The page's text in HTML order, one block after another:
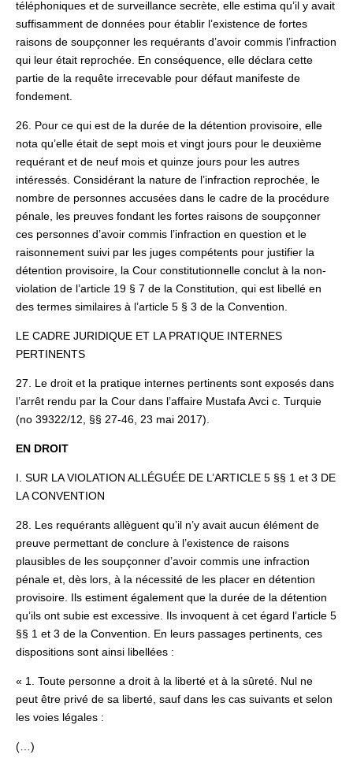
téléphoniques et de surveillance secrète, elle estima qu’il y avait
suffisamment de données pour établir l’existence de fortes
raisons de soupçonner les requérants d’avoir commis l’infraction
qui leur était reprochée. En conséquence, elle déclara cette
partie de la requête irrecevable pour défaut manifeste de
fondement.
26. Pour ce qui est de la durée de la détention provisoire, elle
nota qu’elle était de sept mois et vingt jours pour le deuxième
requérant et de neuf mois et quinze jours pour les autres
intéressés. Considérant la nature de l’infraction reprochée, le
nombre de personnes accusées dans le cadre de la procédure
pénale, les preuves fondant les fortes raisons de soupçonner
ces personnes d’avoir commis l’infraction en question et le
raisonnement suivi par les juges compétents pour justifier la
détention provisoire, la Cour constitutionnelle conclut à la non-
violation de l’article 19 § 7 de la Constitution, qui est libellé en
des termes similaires à l’article 5 § 3 de la Convention.
LE CADRE JURIDIQUE ET LA PRATIQUE INTERNES
PERTINENTS
27. Le droit et la pratique internes pertinents sont exposés dans
l’arrêt rendu par la Cour dans l’affaire Mustafa Avci c. Turquie
(no 39322/12, §§ 27-46, 23 mai 2017).
EN DROIT
I. SUR LA VIOLATION ALLÉGUÉE DE L’ARTICLE 5 §§ 1 et 3 DE
LA CONVENTION
28. Les requérants allèguent qu’il n’y avait aucun élément de
preuve permettant de conclure à l’existence de raisons
plausibles de les soupçonner d’avoir commis une infraction
pénale et, dès lors, à la nécessité de les placer en détention
provisoire. Ils estiment également que la durée de la détention
qu’ils ont subie est excessive. Ils invoquent à cet égard l’article 5
§§ 1 et 3 de la Convention. En leurs passages pertinents, ces
dispositions sont ainsi libellées :
« 1. Toute personne a droit à la liberté et à la sûreté. Nul ne
peut être privé de sa liberté, sauf dans les cas suivants et selon
les voies légales :
(…)